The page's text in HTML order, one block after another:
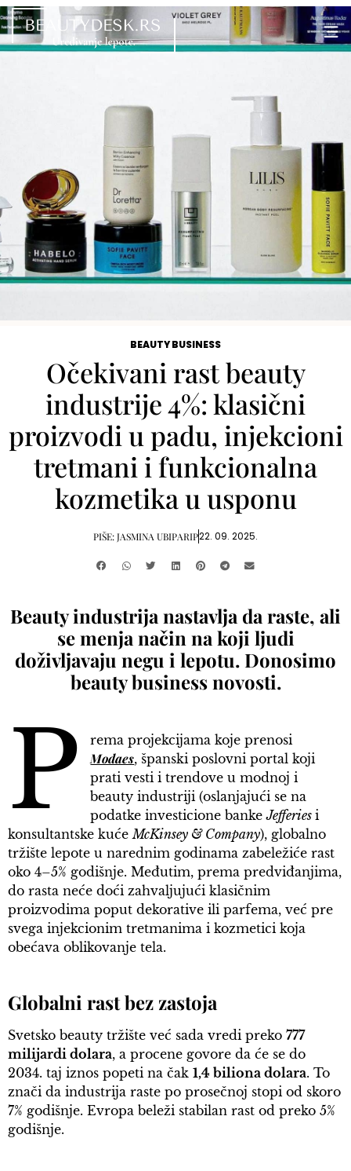
BEAUTY BUSINESS
Očekivani rast beauty
industrije 4%: klasični
proizvodi u padu, injekcioni
tretmani i funkcionalna
kozmetika u usponu
PIŠE:JASMINA UBIPARIP22. 09. 2025.
Beauty industrija nastavlja da raste, ali
se menja način na koji ljudi
doživljavaju negu i lepotu. Donosimo
beauty business novosti.
P rema projekcijama koje prenosi
Modaes, španski poslovni portal koji
prati vesti i trendove u modnoj i
beauty industriji (oslanjajući se na
podatke investicione bankeJefferiesi
konsultantske kućeMcKinsey & Company), globalno
tržište lepote u narednim godinama zabeležiće rast
oko 4–5% godišnje. Međutim, prema predviđanjima,
do rasta neće doći zahvaljujući klasičnim
proizvodima poput dekorative ili parfema, već pre
svega injekcionim tretmanima i kozmetici koja
obećava oblikovanje tela.
Globalni rast bez zastoja
Svetsko beauty tržište već sada vredi preko 777
milijardi dolara, a procene govore da će se do
2034. taj iznos popeti na čak 1,4 biliona dolara. To
znači da industrija raste po prosečnoj stopi od skoro
7% godišnje. Evropa beleži stabilan rast od preko 5%
godišnje.